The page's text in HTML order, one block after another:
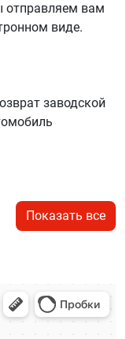
отправляем вам
виде.
заводской
Показать все